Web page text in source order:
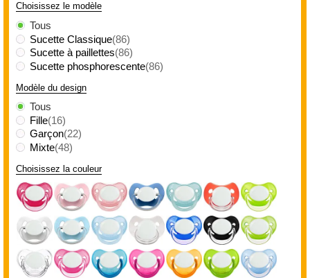
Choisissez le modèle
Tous
Sucette Classique(86)
Sucette à paillettes(86)
Sucette phosphorescente(86)
Modèle du design
Tous
Fille(16)
Garçon(22)
Mixte(48)
Choisissez la couleur